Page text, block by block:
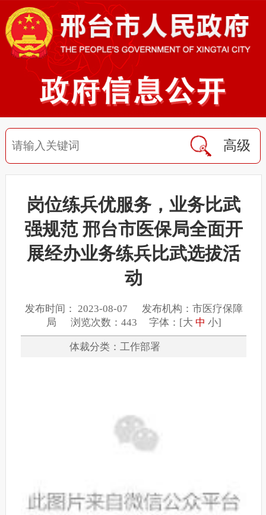
高级
岗位练兵优服务，业务比武
强规范 邢台市医保局全面开
展经办业务练兵比武选拔活
动
发布时间： 2023-08-07 发布机构：市医疗保障
局 浏览次数：443 字体：[大 中 小]
体裁分类：工作部署